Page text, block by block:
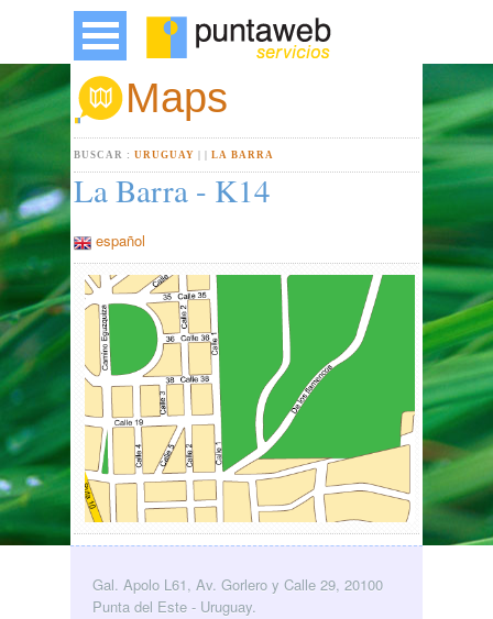
Maps
BUSCAR :URUGUAY |LA BARRA
La Barra - K14
español
Gal. Apolo L61, Av. Gorlero y Calle 29, 20100
Punta del Este - Uruguay.